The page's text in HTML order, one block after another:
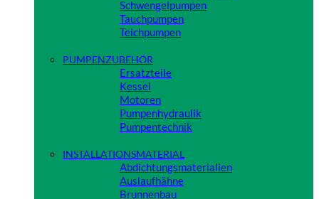
Schwengelpumpen
Tauchpumpen
Teichpumpen
PUMPENZUBEHÖR
Ersatzteile
Kessel
Motoren
Pumpenhydraulik
Pumpentechnik
INSTALLATIONSMATERIAL
Abdichtungsmaterialien
Auslaufhähne
Brunnenbau